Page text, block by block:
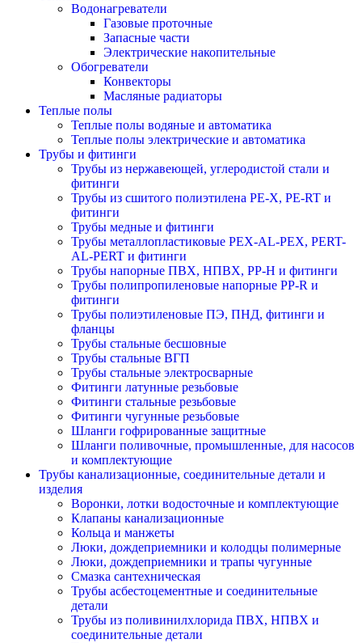
Водонагреватели
Газовые проточные
Запасные части
Электрические накопительные
Обогреватели
Конвекторы
Масляные радиаторы
Теплые полы
Теплые полы водяные и автоматика
Теплые полы электрические и автоматика
Трубы и фитинги
Трубы из нержавеющей, углеродистой стали и
фитинги
Трубы из сшитого полиэтилена PE-X, PE-RT и
фитинги
Трубы медные и фитинги
Трубы металлопластиковые PEX-AL-PEX, PERT-
AL-PERT и фитинги
Трубы напорные ПВХ, НПВХ, PP-H и фитинги
Трубы полипропиленовые напорные PP-R и
фитинги
Трубы полиэтиленовые ПЭ, ПНД, фитинги и
фланцы
Трубы стальные бесшовные
Трубы стальные ВГП
Трубы стальные электросварные
Фитинги латунные резьбовые
Фитинги стальные резьбовые
Фитинги чугунные резьбовые
Шланги гофрированные защитные
Шланги поливочные, промышленные, для насосов
и комплектующие
Трубы канализационные, соединительные детали и
изделия
Воронки, лотки водосточные и комплектующие
Клапаны канализационные
Кольца и манжеты
Люки, дождеприемники и колодцы полимерные
Люки, дождеприемники и трапы чугунные
Смазка сантехническая
Трубы асбестоцементные и соединительные
детали
Трубы из поливинилхлорида ПВХ, НПВХ и
соединительные детали